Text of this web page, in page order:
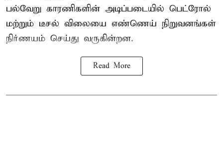
பல்வேறு காரணிகளின் அடிப்படையில் பெட்ரோல்
மற்றும் டீசல் விலையை எண்ணெய் நிறுவனங்கள்
நிர்ணயம் செய்து வருகின்றன.
Read More